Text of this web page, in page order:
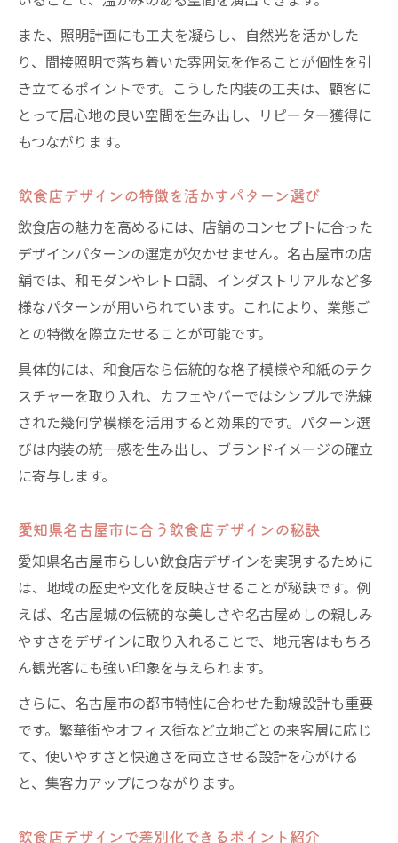
飲食店デザインが生み出す名古屋らしい雰
囲気
飲食店デザイン選びで空間価値を高めるコ
ツ
業態別に飲食店デザインを最適化する方法
飲食店デザインで業種ごとの個性を表現
飲食店デザイン選びで成功するポイント集
各業態の飲食店デザイン実例に学ぶ工夫
飲食店デザインで売上を伸ばす業態別戦略
動線から考える飲食店デザインと空間パターン
動線を意識した飲食店デザインの基本
快適な飲食店デザインを叶える動線設計
飲食店デザインと動線パターンの実践例
飲食店デザインで回遊性を生む工夫ポイン
ト
飲食店デザインの動線改善で集客アップ
名古屋らしい飲食店デザインのコツを解説
名古屋の文化を活かす飲食店デザイン工夫
飲食店デザインに名古屋らしさを加える方
法
飲食店デザインで地元色を強調するポイン
ト
名古屋特有の飲食店デザインパターン紹介
飲食店デザインで地域性を演出する秘訣
内装に差がつく飲食店デザイン事例集
また、照明計画にも工夫を凝らし、自然光を活かした
り、間接照明で落ち着いた雰囲気を作ることが個性を引
き立てるポイントです。こうした内装の工夫は、顧客に
とって居心地の良い空間を生み出し、リピーター獲得に
もつながります。
飲食店デザインの特徴を活かすパターン選び
飲食店の魅力を高めるには、店舗のコンセプトに合った
デザインパターンの選定が欠かせません。名古屋市の店
舗では、和モダンやレトロ調、インダストリアルなど多
様なパターンが用いられています。これにより、業態ご
との特徴を際立たせることが可能です。
具体的には、和食店なら伝統的な格子模様や和紙のテク
スチャーを取り入れ、カフェやバーではシンプルで洗練
された幾何学模様を活用すると効果的です。パターン選
びは内装の統一感を生み出し、ブランドイメージの確立
に寄与します。
愛知県名古屋市に合う飲食店デザインの秘訣
愛知県名古屋市らしい飲食店デザインを実現するために
は、地域の歴史や文化を反映させることが秘訣です。例
えば、名古屋城の伝統的な美しさや名古屋めしの親しみ
やすさをデザインに取り入れることで、地元客はもちろ
ん観光客にも強い印象を与えられます。
さらに、名古屋市の都市特性に合わせた動線設計も重要
です。繁華街やオフィス街など立地ごとの来客層に応じ
て、使いやすさと快適さを両立させる設計を心がける
と、集客力アップにつながります。
飲食店デザインで差別化できるポイント紹介